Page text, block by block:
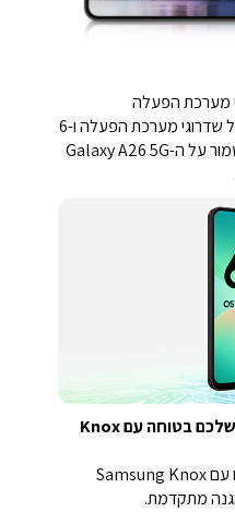
הישארו מעודכנים עם 6 דורות של שדרוגי מערכת הפעלה ו-6
שנים של עדכוני אבטחה כדי לשמור על ה-Galaxy A26 5G
נבנה כדי לשמור על הסיסמה שלכם בטוחה עם Knox
הגנו על הנתונים הרגישים שלכם עם Samsung Knox